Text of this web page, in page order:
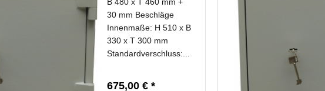
B 480 x T 460 mm +
30 mm Beschläge
Innenmaße: H 510 x B
330 x T 300 mm
Standardverschluss:...
675,00 € *